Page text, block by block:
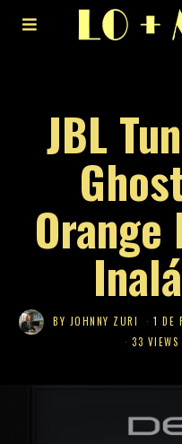
JBL
Orange
BY JOHNNY ZURI 1 DE
33 VIEWS